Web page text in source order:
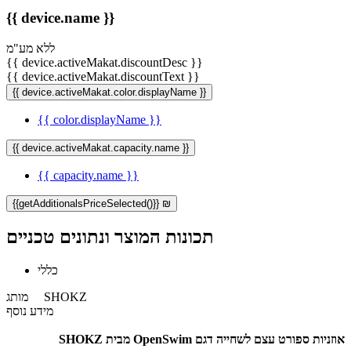
{{ device.name }}
ללא מע"מ
{{ device.activeMakat.discountDesc }}
{{ device.activeMakat.discountText }}
{{ device.activeMakat.color.displayName }}
{{ color.displayName }}
{{ device.activeMakat.capacity.name }}
{{ capacity.name }}
{{getAdditionalsPriceSelected()}} ₪
תכונות המוצר ונתונים טכניים
כללי
מותג SHOKZ
מידע נוסף
אוזניות ספורט עצם לשחייה דגם OpenSwim מבית SHOKZ